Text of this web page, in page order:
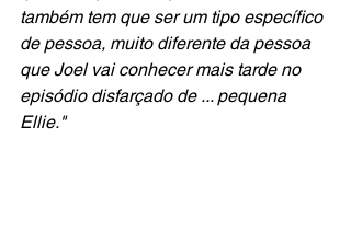
também tem que ser um tipo específico
de pessoa, muito diferente da pessoa
que Joel vai conhecer mais tarde no
episódio disfarçado de ... pequena
Ellie."